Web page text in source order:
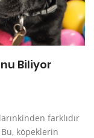
Biliyor
farklıdır
köpeklerin